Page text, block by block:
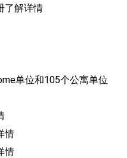
了解详情
单位和105个公寓单位
情
情